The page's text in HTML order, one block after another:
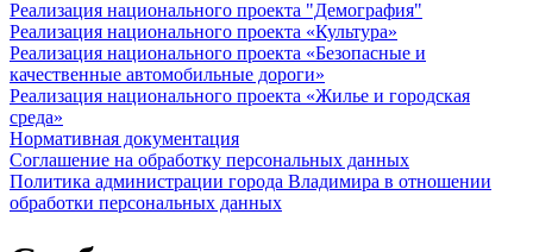
Реализация национального проекта "Демография"
Реализация национального проекта «Культура»
Реализация национального проекта «Безопасные и
качественные автомобильные дороги»
Реализация национального проекта «Жилье и городская
среда»
Нормативная документация
Соглашение на обработку персональных данных
Политика администрации города Владимира в отношении
обработки персональных данных